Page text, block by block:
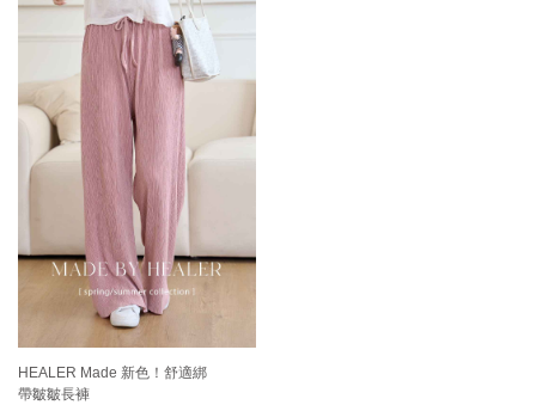
HEALER Made 新色！舒適綁
帶皺皺長褲